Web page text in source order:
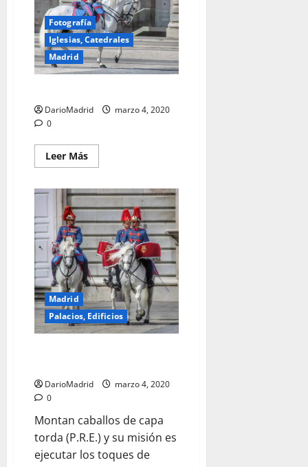
Antonio
Maestre
Fotografía
Iglesias, Catedrales
Madrid
DarioMadrid
marzo 4, 2020
0
Leer MásLeer
más
Coronel
la
Guardia
Real
Madrid
Palacios, Edificios
DarioMadrid
marzo 4, 2020
0
Montan caballos de capa
torda (P.R.E.) y su misión es
ejecutar los toques de